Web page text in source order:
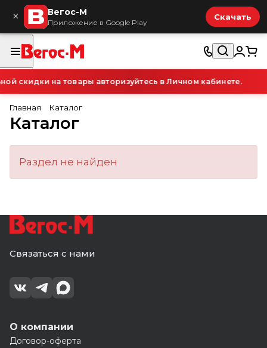
× Вегос-М
Приложение в Google Play
Скачать
скидки на товары авторизуйтесь в Личном кабинете.
Главная Каталог
Каталог
Раздел не найден
Связаться с нами
О компании
Договор-оферта